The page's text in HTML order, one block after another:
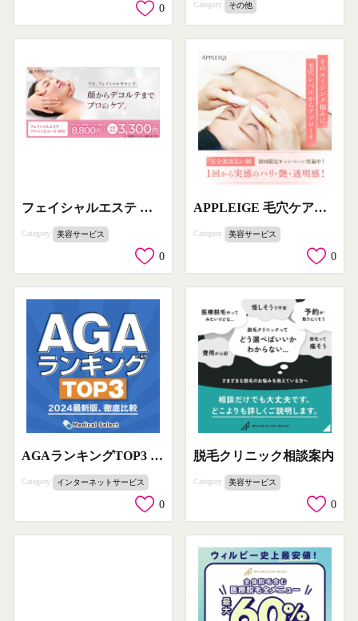
0 Category その他
フェイシャルエステ アドバンスコース 50分
Category 美容サービス
0
APPLEIGE 毛穴ケア＆エイジングケア施術
Category 美容サービス
0
AGAランキングTOP3 2024最新版 徹底比較
Category インターネットサービス
0
脱毛クリニック相談案内
Category 美容サービス
0